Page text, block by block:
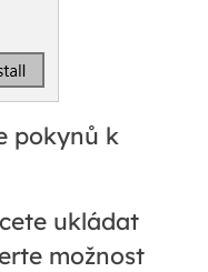
pokynů k
ukládat
možnost